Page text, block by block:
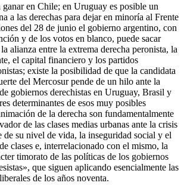
ganar en Chile; en Uruguay es posible un
a las derechas para dejar en minoría al Frente
del 28 de junio el gobierno argentino, con
y de los votos en blanco, puede sacar
alianza entre la extrema derecha peronista, la
el capital financiero y los partidos
existe la posibilidad de que la candidata
del Mercosur pende de un hilo ante la
gobiernos derechistas en Uruguay, Brasil y
determinantes de esos muy posibles
de la derecha son fundamentalmente
de las clases medias urbanas ante la crisis
de su nivel de vida, la inseguridad social y el
clases e, interrelacionado con el mismo, la
timorato de las políticas de los gobiernos
que siguen aplicando esencialmente las
de los años noventa.